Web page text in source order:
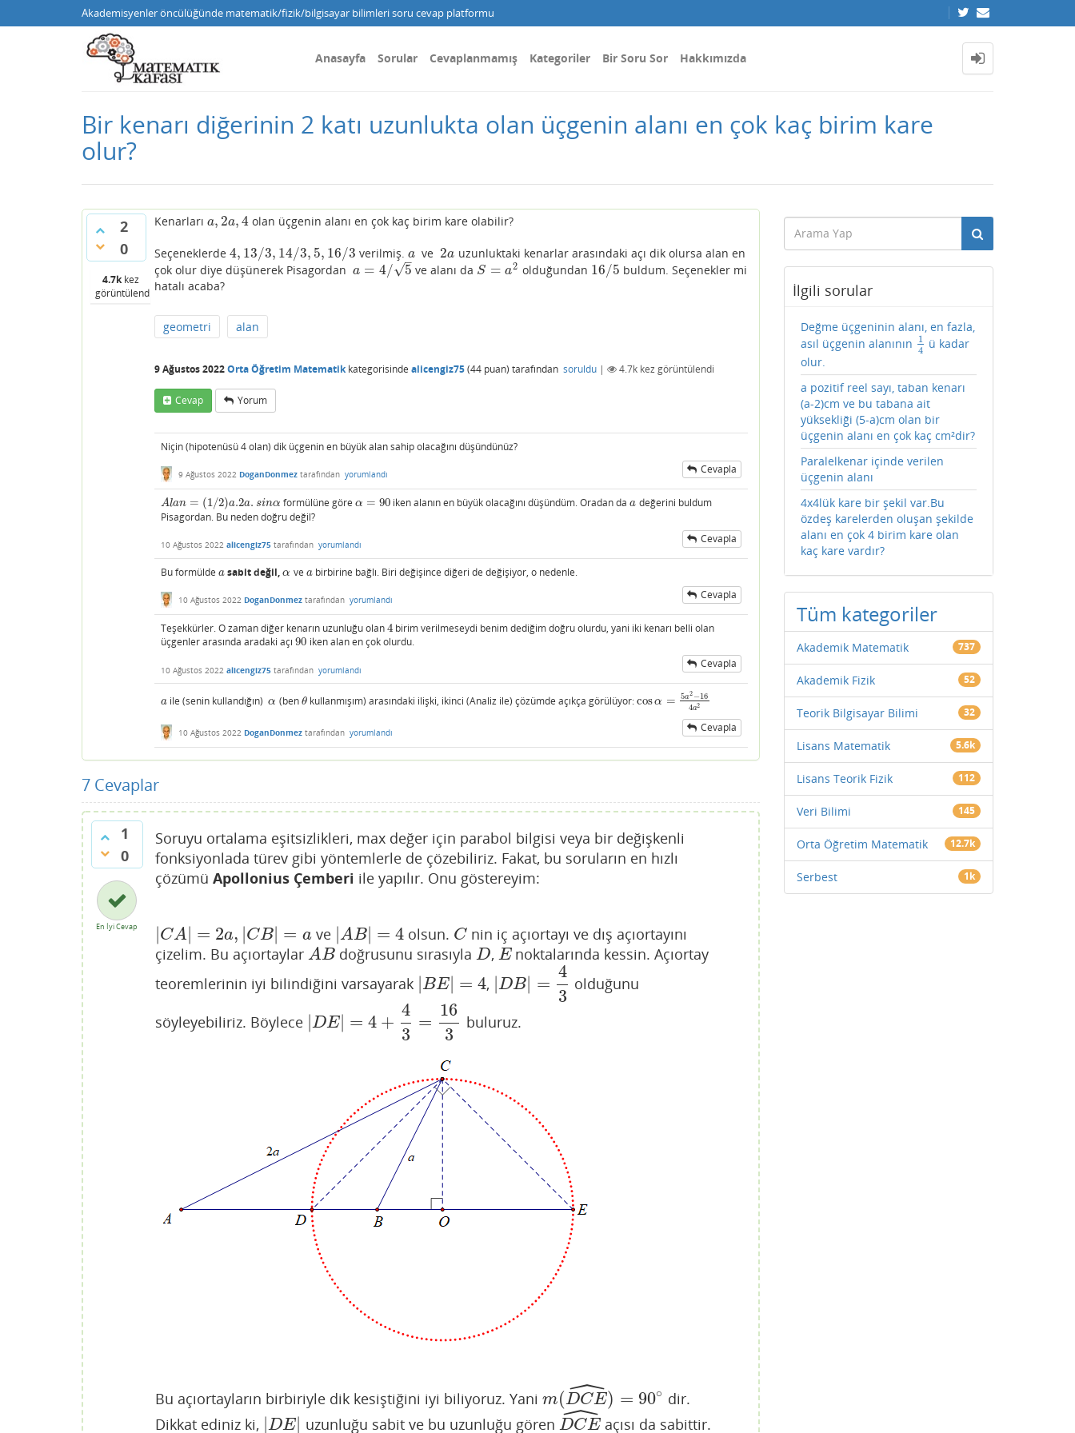
Akademisyenler öncülüğünde matematik/fizik/bilgisayar bilimleri soru cevap platformu
Anasayfa Sorular Cevaplanmamış Kategoriler Bir Soru Sor Hakkımızda
Bir kenarı diğerinin 2 katı uzunlukta olan üçgenin alanı en çok kaç birim kare
olur?
2
0
4.7kkez
görüntülendi
Kenarları a, 2a,4
a,2a,4 olan üçgenin alanı en çok kaç birim kare olabilir?
Seçeneklerde 4, 13/3, 14/3, 5, 16/3
4,13/3,14 /3,5,16 /3 verilmiş.a
a ve 2a
2a uzunluktaki kenarlar arasındaki açı dik olursa alan en
çok olur diye düşünerek Pisagordan a = 4/ 5
–
√
a=4/ 5 ve alanı da S = a2
S= a2 olduğundan 16/5
16/5
buldum. Seçenekler mi
hatalı acaba?
geometri alan
9 Ağustos 2022Orta Öğretim Matematikkategorisinde alicengiz75(44 puan) tarafından soruldu | 4.7k kez görüntülendi
Cevap Yorum
Niçin (hipotenüsü 4 olan) dik üçgenin en büyük alan sahip olacağını düşündünüz?
9 Ağustos 2022 DoganDonmez tarafından yorumlandı Cevapla
Alan = (1/2)a.2a. sinα
Alan= 1/ 2)a.2a.sinα formülüne göreα = 90
α= 90 iken alanın en büyük olacağını düşündüm. Oradan daa
a değerini buldum
Pisagordan. Bu neden doğru değil?
10 Ağustos 2022 alicengiz75 tarafından yorumlandı Cevapla
Bu formülde a
a sabit değil, α
α ve a
abirbirine bağlı. Biri değişince diğeri de değişiyor, o nedenle.
10 Ağustos 2022 DoganDonmez tarafından yorumlandı Cevapla
Teşekkürler. O zaman diğer kenarın uzunluğu olan4
4 birim verilmeseydi benim dediğim doğru olurdu, yani iki kenarı belli olan
üçgenler arasında aradaki açı 90
90 iken alan en çok olurdu.
10 Ağustos 2022 alicengiz75 tarafından yorumlandı Cevapla
a
a ile (senin kullandığın)α
α (ben θ
θkullanmışım) arasındaki ilişki, ikinci (Analiz ile) çözümde açıkça görülüyor:cosα = 5a2 −16
4a2
cosα= 5a2 −164a2
10 Ağustos 2022 DoganDonmez tarafından yorumlandı Cevapla
7 Cevaplar
1
0
En İyi Cevap
Soruyu ortalama eşitsizlikleri, max değer için parabol bilgisi veya bir değişkenli
fonksiyonlada türev gibi yöntemlerle de çözebiliriz. Fakat, bu soruların en hızlı
çözümü Apollonius Çemberi ile yapılır. Onu göstereyim:
|CA| = 2a, |CB| = a
|CA| 2a |CB |=a ve |AB| = 4
|AB| 4 olsun. C
C nin iç açıortayı ve dış açıortayını
çizelim. Bu açıortaylar AB
AB doğrusunu sırasıyla D
D , E
E noktalarında kessin. Açıortay
teoremlerinin iyi bilindiğini varsayarak BE| = 4
|BE| 4 , |DB =
4
3
|DB| =43
olduğunu
söyleyebiliriz. Böylece DE| = 4 +
4
3
=
16
3
|DE| 4+ 43 =163 buluruz.
Bu açıortayların birbiriyle dik kesiştiğini iyi biliyoruz. Yani m(DCE
ˆ) = 90∘
m(DCE^)=90∘
dir.
Dikkat ediniz ki, |DE|
|DE| uzunluğu sabit ve bu uzunluğu gören DCE
ˆ
DCE^ açısı da sabittir.
İlgili sorular
Değme üçgeninin alanı, en fazla,
asıl üçgenin alanının
1
4
14 ü kadar
olur.
a pozitif reel sayı, taban kenarı
(a-2)cm ve bu tabana ait
yüksekliği (5-a)cm olan bir
üçgenin alanı en çok kaç cm²dir?
Paralelkenar içinde verilen
üçgenin alanı
4x4lük kare bir şekil var.Bu
özdeş karelerden oluşan şekilde
alanı en çok 4 birim kare olan
kaç kare vardır?
Tüm kategoriler
Akademik Matematik 737
Akademik Fizik 52
Teorik Bilgisayar Bilimi 32
Lisans Matematik 5.6k
Lisans Teorik Fizik 112
Veri Bilimi 145
Orta Öğretim Matematik 12.7k
Serbest 1k